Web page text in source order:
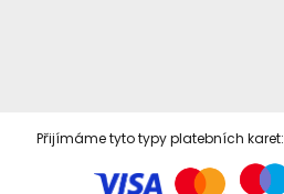
Přijímáme tyto typy platebních karet: